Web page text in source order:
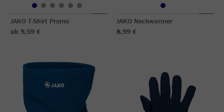
JAKO T-Shirt Promo
ab 9,59 €
JAKO Neckwarmer
8,99 €